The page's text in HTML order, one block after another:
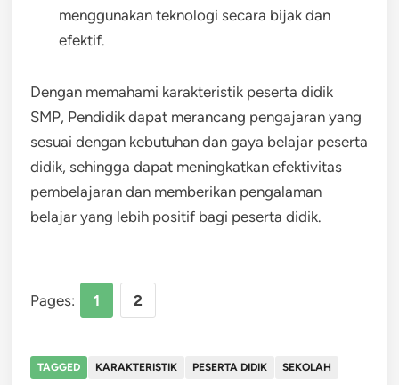
menggunakan teknologi secara bijak dan
efektif.
Dengan memahami karakteristik peserta didik
SMP, Pendidik dapat merancang pengajaran yang
sesuai dengan kebutuhan dan gaya belajar peserta
didik, sehingga dapat meningkatkan efektivitas
pembelajaran dan memberikan pengalaman
belajar yang lebih positif bagi peserta didik.
Pages: 1 2
TAGGED KARAKTERISTIK PESERTA DIDIK SEKOLAH